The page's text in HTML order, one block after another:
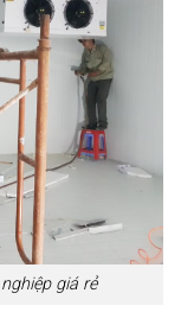
giá rẻ